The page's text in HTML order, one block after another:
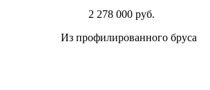
2 278 000 руб.
Из профилированного бруса